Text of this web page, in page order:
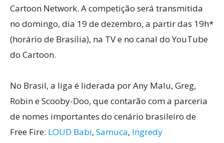
Cartoon Network. A competição será transmitida
no domingo, dia 19 de dezembro, a partir das 19h*
(horário de Brasília), na TV e no canal do YouTube
do Cartoon.
No Brasil, a liga é liderada por Any Malu, Greg,
Robin e Scooby-Doo, que contarão com a parceria
de nomes importantes do cenário brasileiro de
Free Fire: LOUD Babi, Samuca, Ingredy